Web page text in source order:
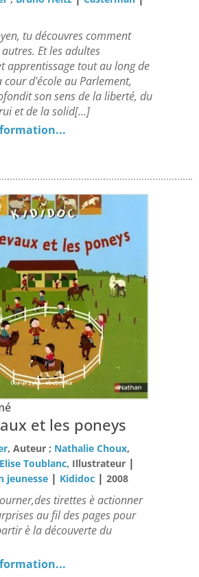
tu découvres comment
Et les adultes
apprentissage tout au long de
cour d'école au Parlement,
son sens de la liberté, du
et de la solid[...]
et les poneys
, Auteur ; Nathalie Choux,
Elise Toublanc, Illustrateur |
jeunesse | Kididoc |2008
tirettes è actionner
au fil des pages pour
è la découverte du